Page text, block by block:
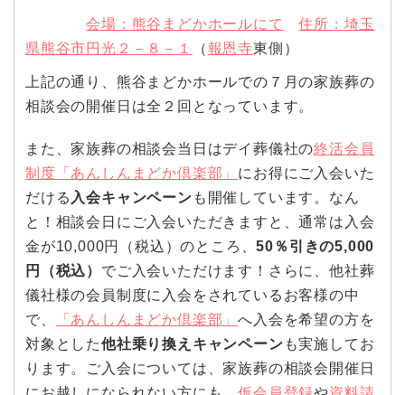
会場：熊谷まどかホールにて
住所：埼玉
県熊谷市円光２－８－１
（報恩寺東側）
上記の通り、熊谷まどかホールでの７月の家族葬の
相談会の開催日は全２回となっています。
また、家族葬の相談会当日はデイ葬儀社の終活会員
制度「あんしんまどか倶楽部」 にお得にご入会いた
だける 入会キャンペーン も開催しています。なん
と！相談会日にご入会いただきますと、通常は入会
金が10,000円（税込）のところ、50％引きの5,000
円（税込） でご入会いただけます！さらに、他社葬
儀社様の会員制度に入会をされているお客様の中
で、
「あんしんまどか倶楽部」へ入会を希望の方を
対象とした他社乗り換えキャンペーン も実施してお
ります。ご入会については、家族葬の相談会開催日